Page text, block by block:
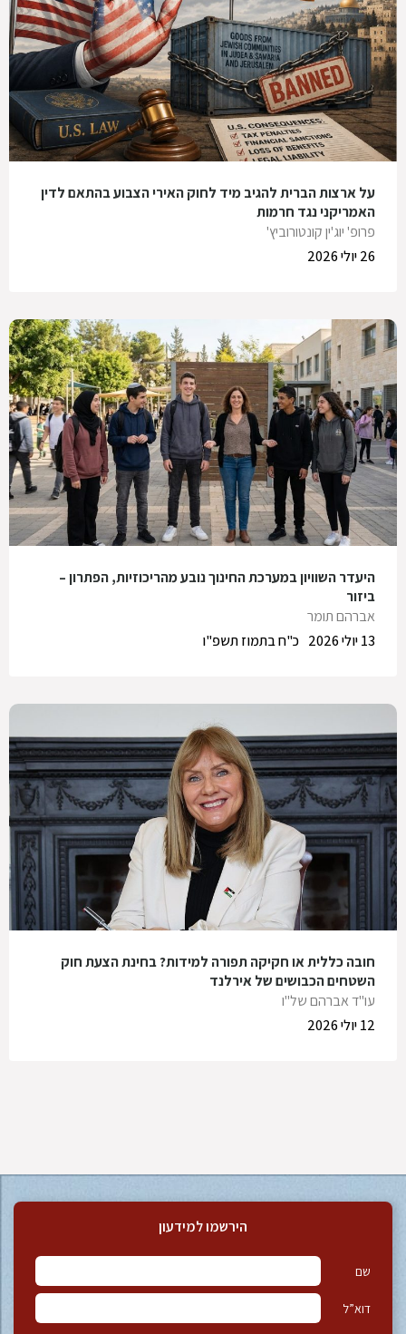
על ארצות הברית להגיב מיד לחוק האירי הצבוע בהתאם לדין
האמריקני נגד חרמות
פרופ' יוג'ין קונטורוביץ'
26 יולי 2026
היעדר השוויון במערכת החינוך נובע מהריכוזיות, הפתרון –
ביזור
אברהם תומר
כ"ח בתמוז תשפ"ו
13 יולי 2026
חובה כללית או חקיקה תפורה למידות? בחינת הצעת חוק
השטחים הכבושים של אירלנד
עו"ד אברהם של"ו
12 יולי 2026
הירשמו למידעון
שם
דוא”ל